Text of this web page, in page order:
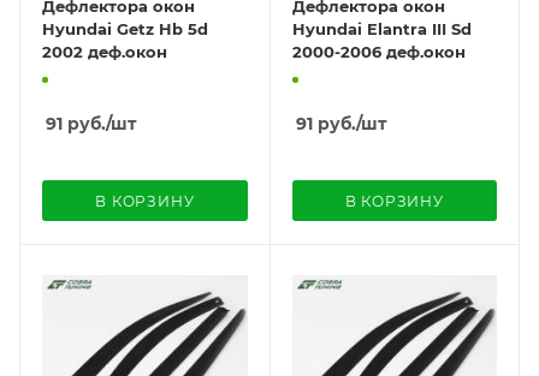
Дефлектора окон
Hyundai Getz Hb 5d
2002 деф.окон
91 руб./шт
В КОРЗИНУ
Дефлектора окон
Hyundai Elantra III Sd
2000-2006 деф.окон
91руб./шт
В КОРЗИНУ